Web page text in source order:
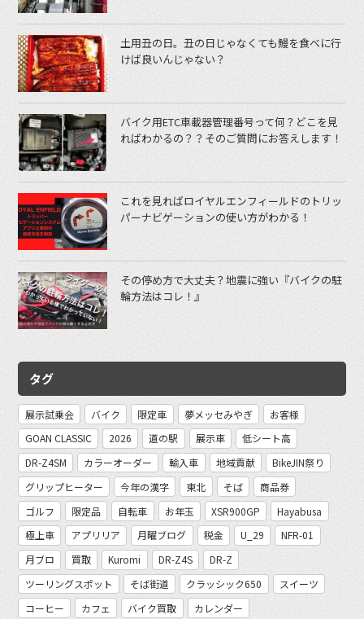
土用丑の日。丑の日じゃなくても鰻を食べに行
けば良いんじゃない？
バイク用ETC車載器管理番号って何？どこを見
ればわかるの？？そのご質問にお答えします！
これを見ればロイヤルエンフィールドのトリッ
パーナビゲーションの使い方がわかる！
その停め方で大丈夫？地震に強い『バイクの駐
輪方法はコレ！』
タグ
展示試乗会 バイク 限定車 夢メッセみやぎ
お客様
GOAN CLASSIC
2026 道の駅 展示車
低シート高
DR-Z4SM
カラーオーダー 輸入車 地域貢献
BikeJIN祭り
グリップヒーター
今年の漢字 東北 そば
商品券
ゴルフ
限定品 自転車 お年玉 XSR900GP
Hayabusa
極上車
アプリリア 月曜ブログ 税金 U_29
NFR-01
月ブロ
買取 Kuromi DR-Z4S
DR-Z
ツーリングスポット
そば街道 クラッシック650
スイーツ
コーヒー
カフェ バイク買取 カレンダー